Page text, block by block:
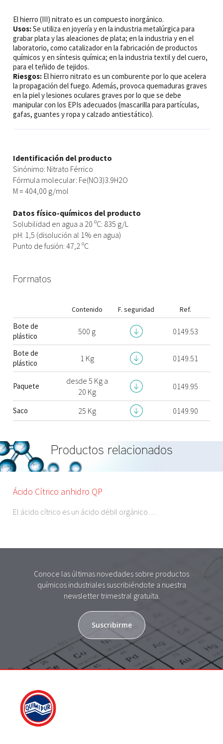
El hierro (III) nitrato es un compuesto inorgánico.
Usos:Se utiliza en joyería y en la industria metalúrgica para
grabar plata y las aleaciones de plata; en la industria y en el
laboratorio, como catalizador en la fabricación de productos
químicos y en síntesis química; en la industria textil y del cuero,
para el teñido de tejidos.
Riesgos: El hierro nitrato es un comburente por lo que acelera
la propagación del fuego. Además, provoca quemaduras graves
en la piel y lesiones oculares graves por lo que se debe
manipular con los EPIs adecuados (mascarilla para partículas,
gafas, guantes y ropa y calzado antiestático).
Identificación del producto
Sinónimo: Nitrato Férrico
Fórmula molecular: Fe(NO3)3.9H2O
M = 404,00 g/mol
Datos físico-químicos del producto
Solubilidad en agua a 20 ºC: 835 g/L
pH: 1,5 (disolución al 1% en agua)
Punto de fusión: 47,2 ºC
Formatos
Contenido F. seguridad Ref.
Bote de
plástico
500 g 0149.53
Bote de
plástico
1 Kg 0149.51
Paquete
desde 5 Kg a
20 Kg
0149.95
Saco 25 Kg 0149.90
Productos relacionados
Ácido Cítrico anhidro QP
El ácido cítrico es un ácido débil orgánico…
Conoce las últimas novedades sobre productos
químicos industriales suscribiéndote a nuestra
newsletter trimestral gratuita.
Suscribirme